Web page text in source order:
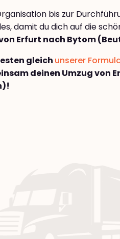
bis zur
damit du dich auf die
Erfurt nach Bytom
gleich unserer
deinen Umzug von